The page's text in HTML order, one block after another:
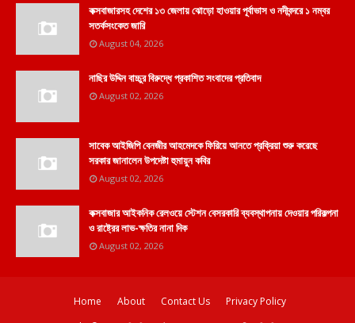
কক্সবাজারসহ দেশের ১৩ জেলায় ঝোড়ো হাওয়ার পূর্বাভাস ও নদীবন্দরে ১ নম্বর
সতর্কসংকেত জারি
August 04, 2026
নাছির উদ্দিন বাচ্চুর বিরুদ্ধে প্রকাশিত সংবাদের প্রতিবাদ
August 02, 2026
সাবেক আইজিপি বেনজীর আহমেদকে ফিরিয়ে আনতে প্রক্রিয়া শুরু করেছে
সরকার জানালেন উপদেষ্টা হুমায়ুন কবির
August 02, 2026
কক্সবাজার আইকনিক রেলওয়ে স্টেশন বেসরকারি ব্যবস্থাপনায় দেওয়ার পরিকল্পনা
ও রাষ্ট্রের লাভ-ক্ষতির নানা দিক
August 02, 2026
Home About Contact Us
Privacy Policy